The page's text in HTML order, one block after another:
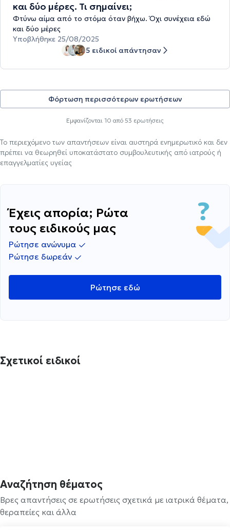
και δύο μέρες. Τι σημαίνει;
Φτύνω αίμα από το στόμα όταν βήχω. Όχι συνέχεια εδώ
και δύο μέρες
Υποβλήθηκε 25/08/2025
5 ειδικοί απάντησαν
Φόρτωση περισσότερων ερωτήσεων
Εμφανίζονται 10 από 53 ερωτήσεις
Το περιεχόμενο των απαντήσεων είναι αυστηρά ενημερωτικό και δεν
πρέπει να θεωρηθεί υποκατάστατο συμβουλευτικής από ιατρούς ή
επαγγελματίες υγείας
Έχεις απορία; Ρώτα
τους ειδικούς μας
Ρώτησε ανώνυμα
Ρώτησε δωρεάν
Ρώτησε εδώ
Σχετικοί ειδικοί
Αναζήτηση θέματος
Βρες απαντήσεις σε ερωτήσεις σχετικά με ιατρικά θέματα,
θεραπείες και άλλα